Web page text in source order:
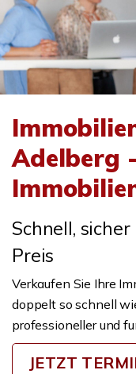
Adelberg
Schnell,
Preis
Verkaufen Sie Ihre
doppelt so schnell
professioneller und
JETZT